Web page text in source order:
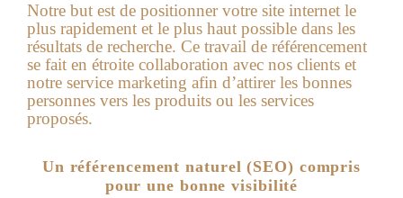
Notre but est de positionner votre site internet le
plus rapidement et le plus haut possible dans les
résultats de recherche. Ce travail de référencement
se fait en étroite collaboration avec nos clients et
notre service marketing afin d’attirer les bonnes
personnes vers les produits ou les services
proposés.
Un référencement naturel (SEO) compris
pour une bonne visibilité